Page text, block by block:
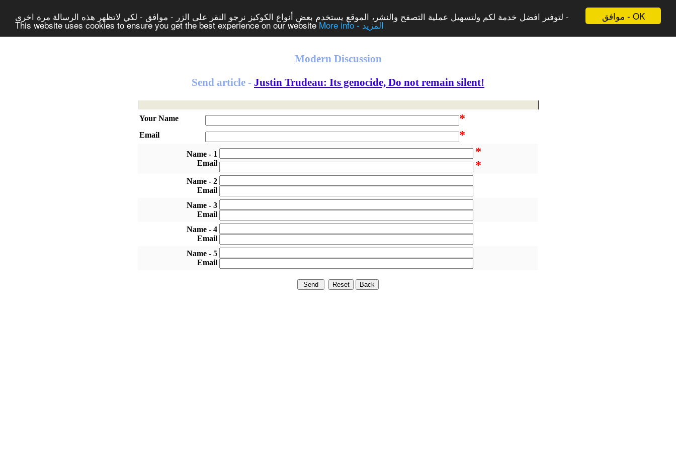
موافق - OK لتوفير افضل خدمة لكم ولتسهيل عملية التصفح والنشر، الموقع يستخدم بعض أنواع الكوكيز نرجو النقر على الزر - موافق - لكي لاتظهر هذه الرسالة مرة اخرى -
This website uses cookies to ensure you get the best experience on our website More info - المزيد
Modern Discussion
Send article - Justin Trudeau: Its genocide, Do not remain silent!
Your Name *
Email *
1 - Name
Email
*
*
2 - Name
Email
3 - Name
Email
4 - Name
Email
5 - Name
Email